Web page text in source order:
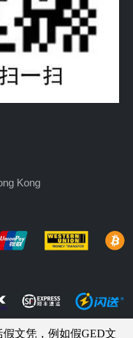
Kong
文凭，例如假GED文